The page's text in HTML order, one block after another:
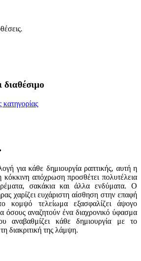
διαθέσιμο
κατηγορίας
για κάθε δημιουργία ραπτικής, αυτή η
απόχρωση προσθέτει πολυτέλεια
σακάκια και άλλα ενδύματα. Ο
χαρίζει ευχάριστη αίσθηση στην επαφή
τελείωμα εξασφαλίζει άψογο
όσους αναζητούν ένα διαχρονικό ύφασμα
αναβαθμίζει κάθε δημιουργία με το
διακριτική της λάμψη.